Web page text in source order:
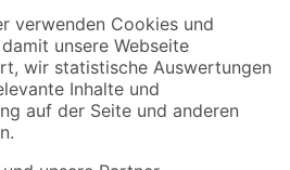
und Aktionen mehr verpassen!